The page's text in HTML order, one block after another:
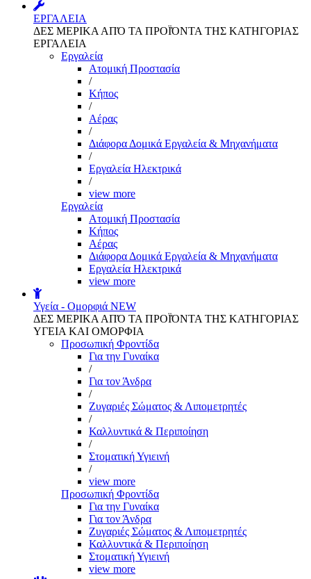
ΕΡΓΑΛΕΙΑ
ΔΕΣ ΜΕΡΙΚΑ ΑΠΌ ΤΑ ΠΡΟΪΌΝΤΑ ΤΗΣ ΚΑΤΗΓΟΡΙΑΣ
ΕΡΓΑΛΕΙΑ
Εργαλεία
Aτομική Προστασία
/
Kήπος
/
Αέρας
/
Διάφορα Δομικά Εργαλεία & Μηχανήματα
/
Εργαλεία Ηλεκτρικά
/
view more
Εργαλεία
Aτομική Προστασία
Kήπος
Αέρας
Διάφορα Δομικά Εργαλεία & Μηχανήματα
Εργαλεία Ηλεκτρικά
view more
Υγεία - Ομορφιά NEW
ΔΕΣ ΜΕΡΙΚΑ ΑΠΌ ΤΑ ΠΡΟΪΌΝΤΑ ΤΗΣ ΚΑΤΗΓΟΡΙΑΣ
ΥΓΕΙΑ ΚΑΙ ΟΜΟΡΦΙΑ
Προσωπική Φροντίδα
Για την Γυναίκα
/
Για τον Άνδρα
/
Ζυγαριές Σώματος & Λιπομετρητές
/
Καλλυντικά & Περιποίηση
/
Στοματική Υγιεινή
/
view more
Προσωπική Φροντίδα
Για την Γυναίκα
Για τον Άνδρα
Ζυγαριές Σώματος & Λιπομετρητές
Καλλυντικά & Περιποίηση
Στοματική Υγιεινή
view more